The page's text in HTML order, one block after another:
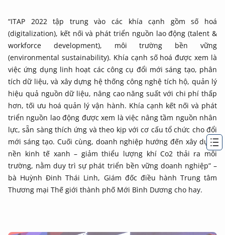
“ITAP 2022 tập trung vào các khía cạnh gồm số hoá
(digitalization), kết nối và phát triển nguồn lao động (talent &
workforce development), môi trường bền vững
(environmental sustainability). Khía cạnh số hoá được xem là
việc ứng dụng linh hoạt các công cụ đổi mới sáng tạo, phân
tích dữ liệu, và xây dựng hệ thống công nghệ tích hộ, quản lý
hiệu quả nguồn dữ liệu, nâng cao năng suất với chi phí thấp
hơn, tối ưu hoá quản lý vận hành. Khía cạnh kết nối và phát
triển nguồn lao động được xem là việc nâng tầm nguồn nhân
lực, sẵn sàng thích ứng và theo kịp với cơ cấu tổ chức cho đổi
mới sáng tạo. Cuối cùng, doanh nghiệp hướng đến xây dựng
nền kinh tế xanh – giảm thiểu lượng khí Co2 thải ra môi
trường, nằm duy trì sự phát triển bền vững doanh nghiệp” –
bà Huỳnh Đinh Thái Linh, Giám đốc điều hành Trung tâm
Thương mại Thế giới thành phố Mới Bình Dương cho hay.